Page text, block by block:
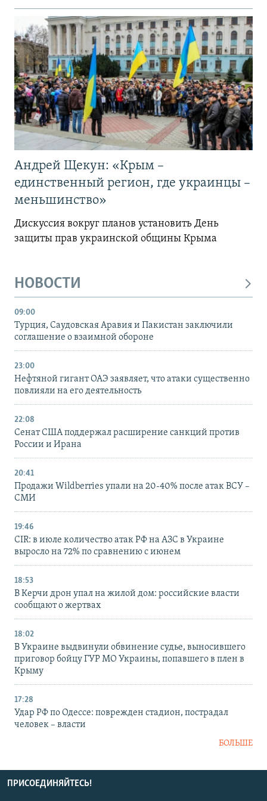
Андрей Щекун: «Крым –
единственный регион, где украинцы –
меньшинство»
Дискуссия вокруг планов установить День
защиты прав украинской общины Крыма
НОВОСТИ
09:00
Турция, Саудовская Аравия и Пакистан заключили
соглашение о взаимной обороне
23:00
Нефтяной гигант ОАЭ заявляет, что атаки существенно
повлияли на его деятельность
22:08
Сенат США поддержал расширение санкций против
России и Ирана
20:41
Продажи Wildberries упали на 20-40% после атак ВСУ –
СМИ
19:46
CIR: в июле количество атак РФ на АЗС в Украине
выросло на 72% по сравнению с июнем
18:53
В Керчи дрон упал на жилой дом: российские власти
сообщают о жертвах
18:02
В Украине выдвинули обвинение судье, выносившего
приговор бойцу ГУР МО Украины, попавшего в плен в
Крыму
17:28
Удар РФ по Одессе: поврежден стадион, пострадал
человек – власти
БОЛЬШЕ
ПРИСОЕДИНЯЙТЕСЬ!